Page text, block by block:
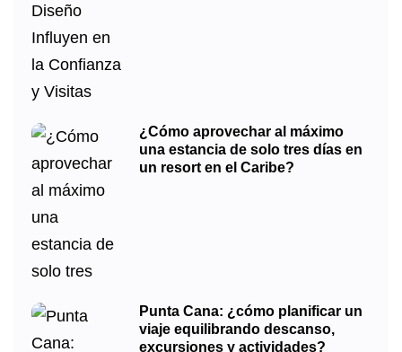
¿Cómo aprovechar al máximo
una estancia de solo tres días en
un resort en el Caribe?
Punta Cana: ¿cómo planificar un
viaje equilibrando descanso,
excursiones y actividades?